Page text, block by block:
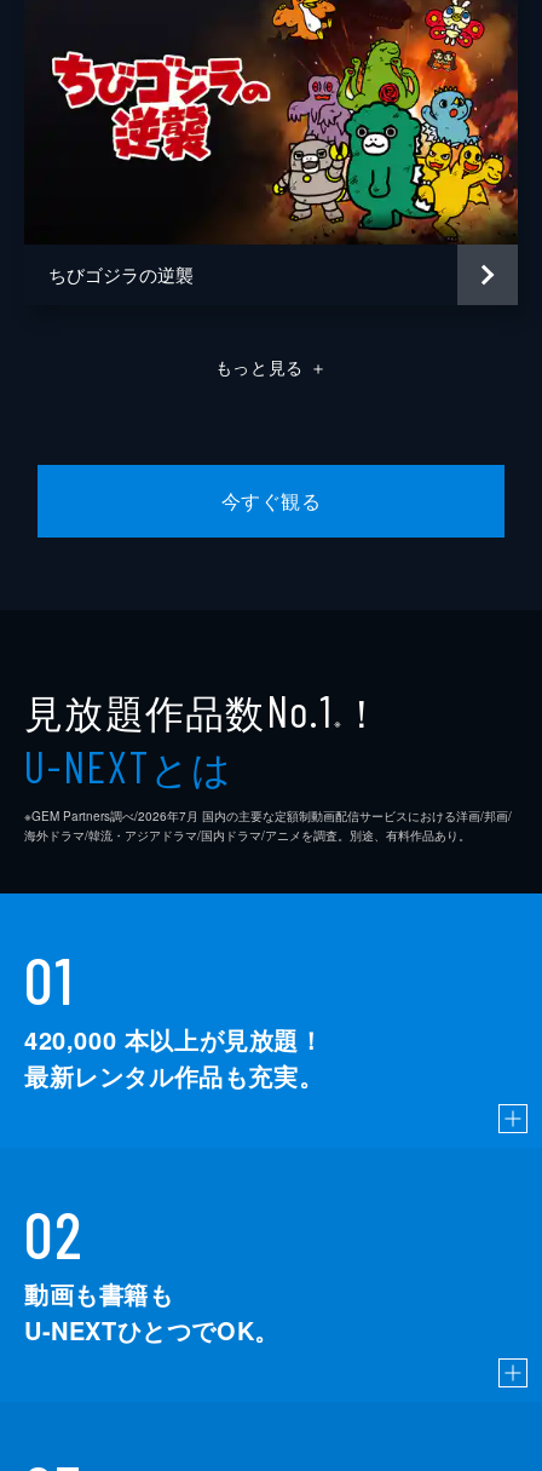
ちびゴジラの逆襲
もっと見る ＋
今すぐ観る
見放題作品数No.1 ※ ！
U-NEXTとは
※GEM Partners調べ/2026年7⽉ 国内の主要な定額制動画配信サービスにおける洋画/邦画/
海外ドラマ/韓流・アジアドラマ/国内ドラマ/アニメを調査。別途、有料作品あり。
01
420,000 本以上が見放題！
最新レンタル作品も充実。
02
動画も書籍も
U-NEXTひとつでOK。